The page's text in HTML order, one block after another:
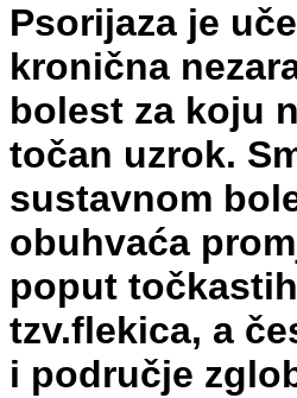
Psorijaza je
kronična
bolest za koju
točan uzrok.
sustavnom
obuhvaća
poput
tzv.flekica, a
i područje